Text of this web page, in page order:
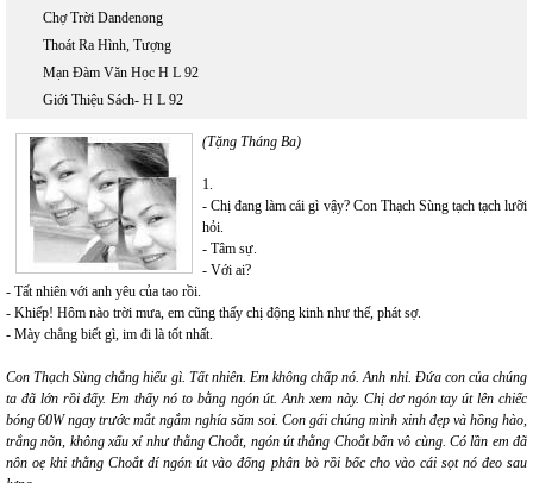
Chợ Trời Dandenong
Thoát Ra Hình, Tượng
Mạn Đàm Văn Học H L 92
Giới Thiệu Sách- H L 92
(Tặng Tháng Ba)
1.
- Chị đang làm cái gì vậy? Con Thạch Sùng tạch tạch lưỡi
hỏi.
- Tâm sự.
- Với ai?
- Tất nhiên với anh yêu của tao rồi.
- Khiếp! Hôm nào trời mưa, em cũng thấy chị động kinh như thế, phát sợ.
- Mày chẳng biết gì, im đi là tốt nhất.
Con Thạch Sùng chẳng hiểu gì. Tất nhiên. Em không chấp nó. Anh nhỉ. Đứa con của chúng
ta đã lớn rồi đấy. Em thấy nó to bằng ngón út. Anh xem này. Chị dơ ngón tay út lên chiếc
bóng 60W ngay trước mắt ngắm nghía săm soi. Con gái chúng mình xinh đẹp và hồng hào,
trắng nõn, không xấu xí như thằng Choắt, ngón út thằng Choắt bẩn vô cùng. Có lần em đã
nôn oẹ khi thằng Choắt dí ngón út vào đống phân bò rồi bốc cho vào cái sọt nó đeo sau